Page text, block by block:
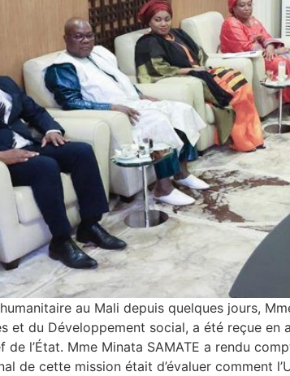
au Mali depuis quelques jours,
et du Développement social, a été reçue
de l’État. Mme Minata SAMATE a rendu
de cette mission était d’évaluer comment